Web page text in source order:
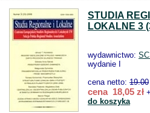
STUDIA
LOKALNE 3
wydawnictwo:
wydanie I
cena netto: 19.00
cena 18,05 zł
do koszyka